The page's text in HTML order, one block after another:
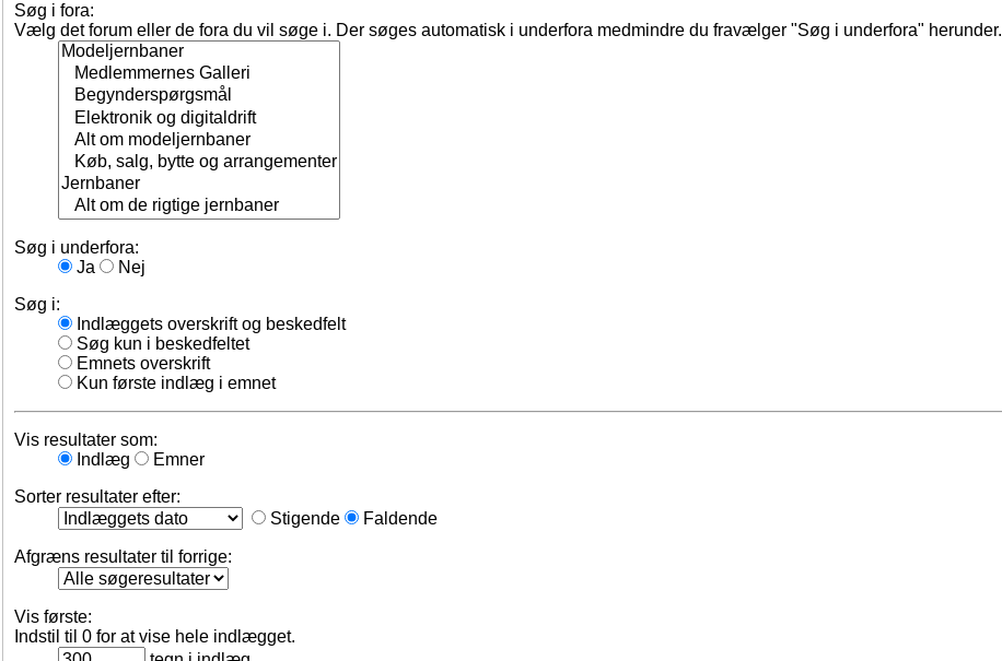
Søg i fora:
Vælg det forum eller de fora du vil søge i. Der søges automatisk i underfora medmindre du fravælger "Søg i underfora" herunder.
Søg i underfora:
Ja
Nej
Søg i:
Indlæggets overskrift og beskedfelt
Søg kun i beskedfeltet
Emnets overskrift
Kun første indlæg i emnet
Vis resultater som:
Indlæg
Emner
Sorter resultater efter:
Stigende
Faldende
Afgræns resultater til forrige:
Vis første:
Indstil til 0 for at vise hele indlægget.